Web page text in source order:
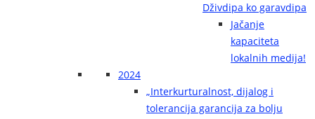
Dživdipa ko garavdipa
Jačanje
kapaciteta
lokalnih medija!
2024
„Interkurturalnost, dijalog i
tolerancija garancija za bolju